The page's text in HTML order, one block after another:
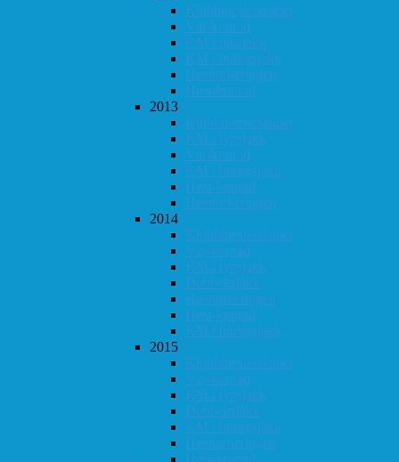
Klubbmesterskapet
Vår-konrad
KM i lynsjakk
KM i hurtigsjakk
Høstturneringen
Høst-konrad
2013
Klubbmesterskapet
KM i lynsjakk
Vår-konrad
KM i hurtigsjakk
Høst-konrad
Høstturneringen
2014
Klubbmesterskapet
Vår-konrad
KM i lynsjakk
Dobbeltsjakk
Høstturneringen
Høst-konrad
KM i hurtigsjakk
2015
Klubbmesterskapet
Vår-konrad
KM i lynsjakk
Dobbeltsjakk
KM i hurtigsjakk
Høstturneringen
Høst-konrad